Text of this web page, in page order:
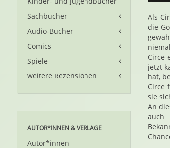
Als
die
Circe
jetzt
hat,
Circe
sie
An
auch
Sachbücher
Audio-Bücher
Comics
Spiele
weitere Rezensionen
AUTOR*INNEN & VERLAGE
Autor*innen